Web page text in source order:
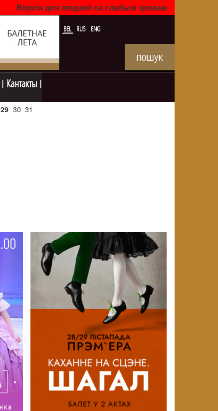
Версія для людзей са слабым зрокам
BEL RUS ENG
Кантакты
29 30 31